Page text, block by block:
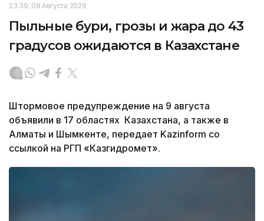
23:39, 08 Августа 2026
Пыльные бури, грозы и жара до 43
градусов ожидаются в Казахстане
Штормовое предупреждение на 9 августа
объявили в 17 областях Казахстана, а также в
Алматы и Шымкенте, передает Kazinform со
ссылкой на РГП «Казгидромет».